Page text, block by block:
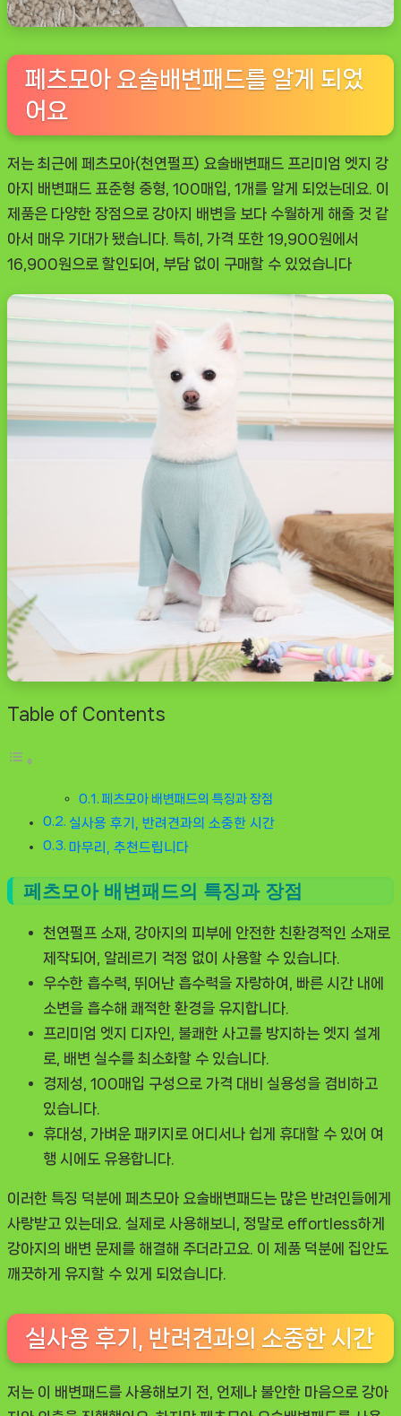
페츠모아 요술배변패드를 알게 되었
어요
저는 최근에 페츠모아(천연펄프) 요술배변패드 프리미엄 엣지 강
아지 배변패드 표준형 중형 , 100매입, 1개를 알게 되었는데요. 이
제품은 다양한 장점으로 강아지 배변을 보다 수월하게 해줄 것 같
아서 매우 기대가 됐습니다. 특히, 가격 또한 19,900원에서
16,900원으로 할인되어, 부담 없이 구매할 수 있었습니다
Table of Contents
페츠모아 배변패드의 특징과 장점
실사용 후기, 반려견과의 소중한 시간
마무리, 추천드립니다
페츠모아 배변패드의 특징과 장점
천연펄프 소재
, 강아지의 피부에 안전한 친환경적인 소재로
제작되어, 알레르기 걱정 없이 사용할 수 있습니다.
우수한 흡수력 , 뛰어난 흡수력을 자랑하여, 빠른 시간 내에
소변을 흡수해 쾌적한 환경을 유지합니다.
프리미엄 엣지 디자인
, 불쾌한 사고를 방지하는 엣지 설계
로, 배변 실수를 최소화할 수 있습니다.
경제성 , 100매입 구성으로 가격 대비 실용성을 겸비하고
있습니다.
휴대성 , 가벼운 패키지로 어디서나 쉽게 휴대할 수 있어 여
행 시에도 유용합니다.
이러한 특징 덕분에 페츠모아 요술배변패드는 많은 반려인들에게
사랑받고 있는데요. 실제로 사용해보니, 정말로 effortless하게
강아지의 배변 문제를 해결해 주더라고요. 이 제품 덕분에 집안도
깨끗하게 유지할 수 있게 되었습니다.
실사용 후기, 반려견과의 소중한 시간
저는 이 배변패드를 사용해보기 전, 언제나 불안한 마음으로 강아